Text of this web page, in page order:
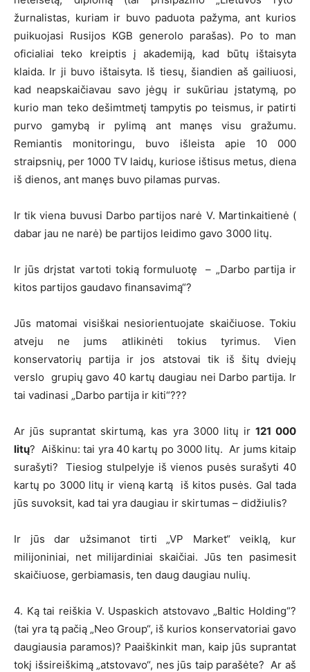
žurnalistas, kuriam ir buvo paduota pažyma, ant kurios
puikuojasi Rusijos KGB generolo parašas). Po to man
oficialiai teko kreiptis į akademiją, kad būtų ištaisyta
klaida. Ir ji buvo ištaisyta. Iš tiesų, šiandien aš gailiuosi,
kad neapskaičiavau savo jėgų ir sukūriau įstatymą, po
kurio man teko dešimtmetį tampytis po teismus, ir patirti
purvo gamybą ir pylimą ant manęs visu gražumu.
Remiantis monitoringu, buvo išleista apie 10 000
straipsnių, per 1000 TV laidų, kuriose ištisus metus, diena
iš dienos, ant manęs buvo pilamas purvas.
Ir tik viena buvusi Darbo partijos narė V. Martinkaitienė (
dabar jau ne narė) be partijos leidimo gavo 3000 litų.
Ir jūs drįstat vartoti tokią formuluotę – „Darbo partija ir
kitos partijos gaudavo finansavimą“?
Jūs matomai visiškai nesiorientuojate skaičiuose. Tokiu
atveju ne jums atlikinėti tokius tyrimus. Vien
konservatorių partija ir jos atstovai tik iš šitų dviejų
verslo grupių gavo 40 kartų daugiau nei Darbo partija. Ir
tai vadinasi „Darbo partija ir kiti“???
Ar jūs suprantat skirtumą, kas yra 3000 litų ir 121 000
litų? Aiškinu: tai yra 40 kartų po 3000 litų. Ar jums kitaip
surašyti? Tiesiog stulpelyje iš vienos pusės surašyti 40
kartų po 3000 litų ir vieną kartą iš kitos pusės. Gal tada
jūs suvoksit, kad tai yra daugiau ir skirtumas – didžiulis?
Ir jūs dar užsimanot tirti „VP Market“ veiklą, kur
milijoniniai, net milijardiniai skaičiai. Jūs ten pasimesit
skaičiuose, gerbiamasis, ten daug daugiau nulių.
4. Ką tai reiškia V. Uspaskich atstovavo „Baltic Holding“?
(tai yra tą pačią „Neo Group“, iš kurios konservatoriai gavo
daugiausia paramos)? Paaiškinkit man, kaip jūs suprantat
tokį išsireiškimą „atstovavo“, nes jūs taip parašėte? Ar aš